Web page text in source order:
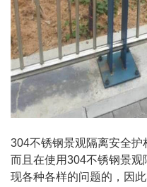
304不锈钢景观隔离安全护
而且在使用304不锈钢景观
现各种各样的问题的，因